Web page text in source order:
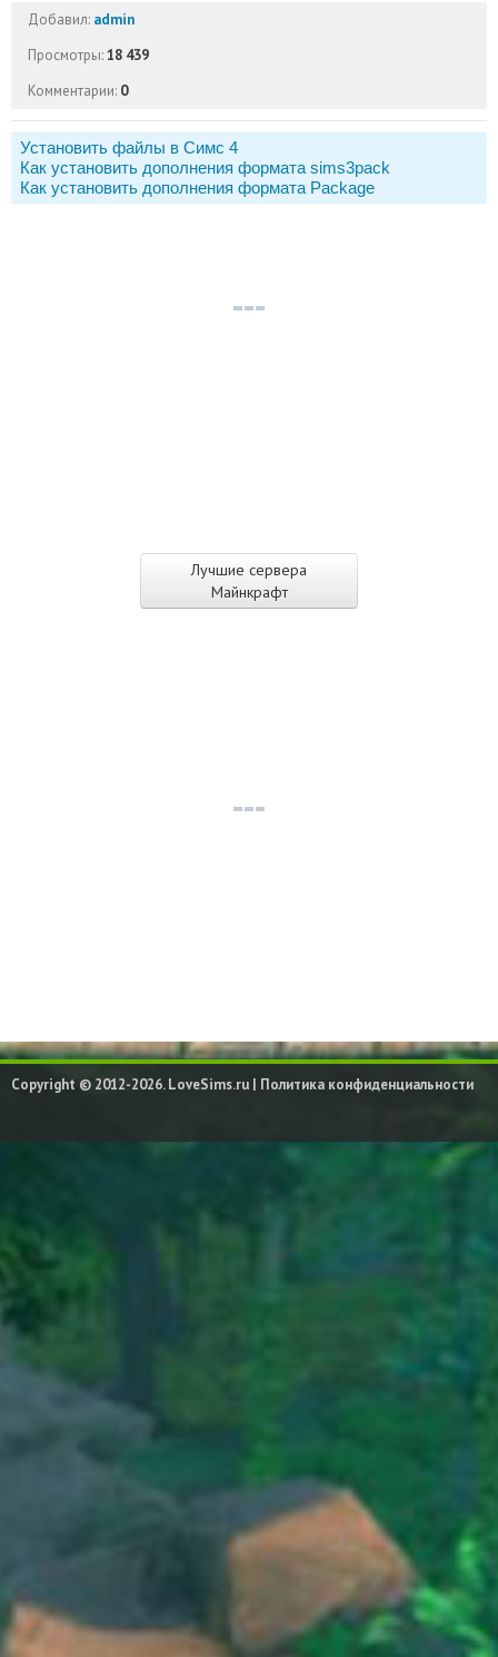
Лучшие сервера
Майнкрафт
Добавил: admin
Просмотры:18 439
Комментарии: 0
Установить файлы в Симс 4
Как установить дополнения формата sims3pack
Как установить дополнения формата Package
Copyright © 2012-2026. LoveSims.ru | Политика конфиденциальности